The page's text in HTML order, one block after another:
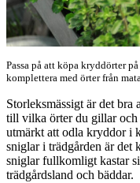
Passa på att köpa kryddörter
komplettera med örter från
Storleksmässigt är det
till vilka örter du gillar och
utmärkt att odla kryddor i
sniglar i trädgården är det
sniglar fullkomligt kastar
trädgårdsland och bäddar.